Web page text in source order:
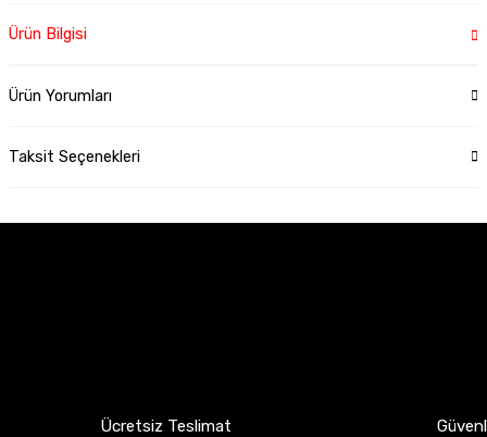
Ürün Bilgisi
Ürün Yorumları
Taksit Seçenekleri
Ücretsiz Teslimat